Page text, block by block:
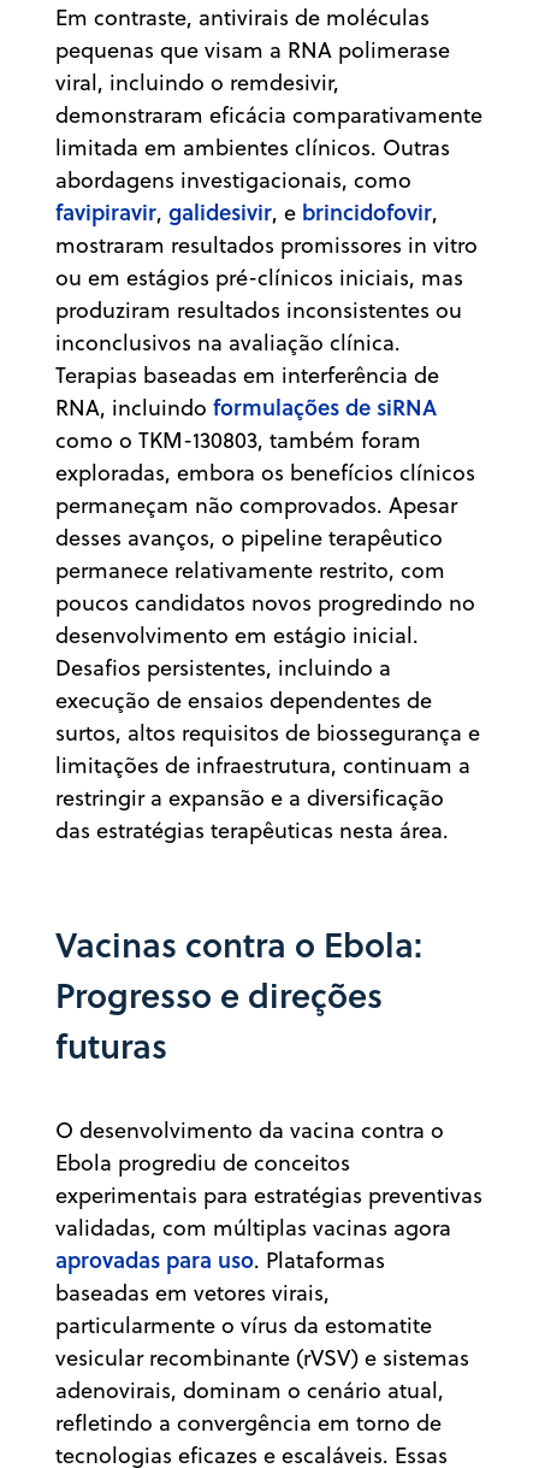
Em contraste, antivirais de moléculas
pequenas que visam a RNA polimerase
viral, incluindo o remdesivir,
demonstraram eficácia comparativamente
limitada em ambientes clínicos. Outras
abordagens investigacionais, como
favipiravir, galidesivir, e brincidofovir,
mostraram resultados promissores in vitro
ou em estágios pré-clínicos iniciais, mas
produziram resultados inconsistentes ou
inconclusivos na avaliação clínica.
Terapias baseadas em interferência de
RNA, incluindo formulações de siRNA
como o TKM-130803, também foram
exploradas, embora os benefícios clínicos
permaneçam não comprovados. Apesar
desses avanços, o pipeline terapêutico
permanece relativamente restrito, com
poucos candidatos novos progredindo no
desenvolvimento em estágio inicial.
Desafios persistentes, incluindo a
execução de ensaios dependentes de
surtos, altos requisitos de biossegurança e
limitações de infraestrutura, continuam a
restringir a expansão e a diversificação
das estratégias terapêuticas nesta área.
Vacinas contra o Ebola:
Progresso e direções
futuras
O desenvolvimento da vacina contra o
Ebola progrediu de conceitos
experimentais para estratégias preventivas
validadas, com múltiplas vacinas agora
aprovadas para uso. Plataformas
baseadas em vetores virais,
particularmente o vírus da estomatite
vesicular recombinante (rVSV) e sistemas
adenovirais, dominam o cenário atual,
refletindo a convergência em torno de
tecnologias eficazes e escaláveis. Essas